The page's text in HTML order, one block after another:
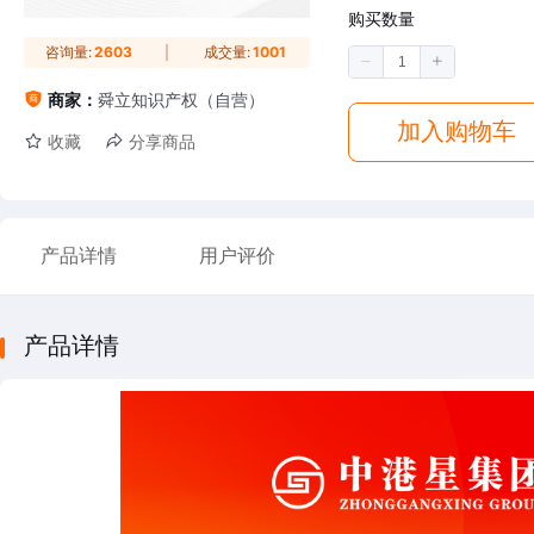
咨询量:2603 成交量:1001
商家： 舜立知识产权（自营）
收藏 分享商品
购买数量
加入购物车
产品详情 用户评价
产品详情